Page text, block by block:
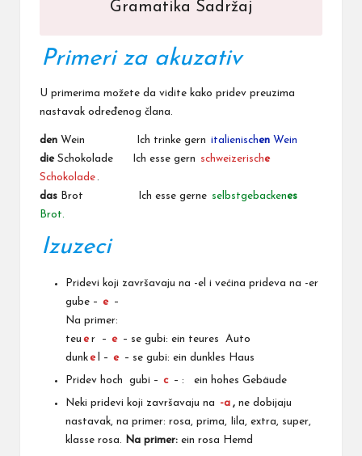
Gramatika Sadržaj
Primeri za akuzativ
U primerima možete da vidite kako pridev preuzima
nastavak određenog člana.
den Wein Ich trinke gern italienischen Wein
dieSchokolade Ich esse gern schweizerische
Schokolade .
das Brot Ich esse gerne selbstgebackenes
Brot.
Izuzeci
Pridevi koji završavaju na -el i većina prideva na -er
gube – e –
Na primer:
teu e r – e
– se gubi: ein teures Auto
dunke l – e – se gubi: ein dunkles Haus
Pridev hoch gubi – c – : ein hohes Gebäude
Neki pridevi koji završavaju na -a , ne dobijaju
nastavak, na primer: rosa, prima, Iila, extra, super,
klasse rosa.
Na primer: ein rosa Hemd